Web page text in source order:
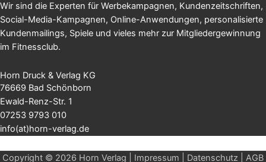
Wir sind die Experten für Werbekampagnen, Kundenzeitschriften,
Social-Media-Kampagnen, Online-Anwendungen, personalisierte
Kundenmailings, Spiele und vieles mehr zur Mitgliedergewinnung
im Fitnessclub.
Horn Druck & Verlag KG
76669 Bad Schönborn
Ewald-Renz-Str. 1
07253 9793 010
info(at)horn-verlag.de
Copyright © 2026 Horn Verlag | Impressum Datenschutz AGB